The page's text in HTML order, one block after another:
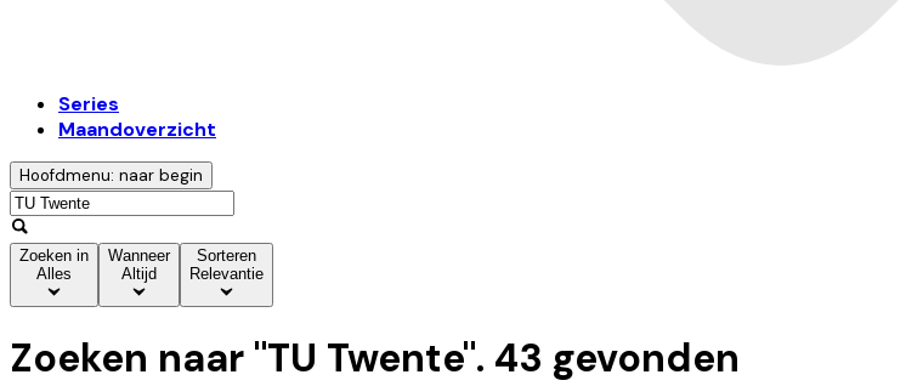
Series
Maandoverzicht
Hoofdmenu: naar begin
Zoeken in
Alles
Wanneer
Altijd
Sorteren
Relevantie
Zoeken naar "TU Twente". 43 gevonden